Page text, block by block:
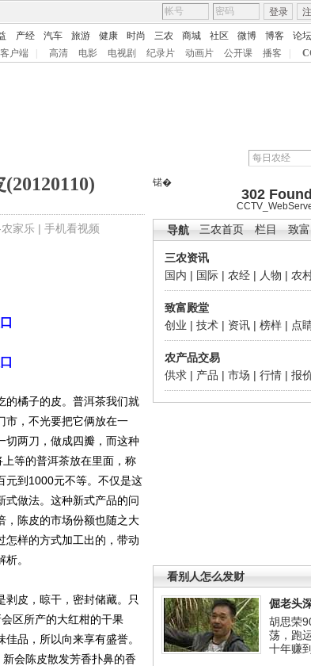
登录
产经 汽车 旅游 健康 时尚 三农 商城 社区 微博 博客 论坛
户端 高清 电影 电视剧 纪录片 动画片 公开课 播客
家乐 | 手机看视频
锘�
302 Found
三农首页 栏目 致富
导航
三农资讯
国内 | 国际 | 农经 | 人物 | 农
致富殿堂
创业 | 技术 | 资讯 | 榜样 | 点
农产品交易
供求 | 产品 | 市场 | 行情 | 报
看别人怎么发财
倔老头
胡思荣
荡，跑
十年赚
橘子的皮。普洱茶我们就
市，不光要把它俩放在一
切两刀，做成四瓣，而这种
等的普洱茶放在里面，称
元到1000元不等。不仅是这
式做法。这种新式产品的问
，陈皮的市场份额也随之大
怎样的方式加工出的，带动
。
皮，晾干，密封储藏。只
区所产的大红柑的干果
品，所以向来享有盛誉。
会陈皮散发芳香扑鼻的香